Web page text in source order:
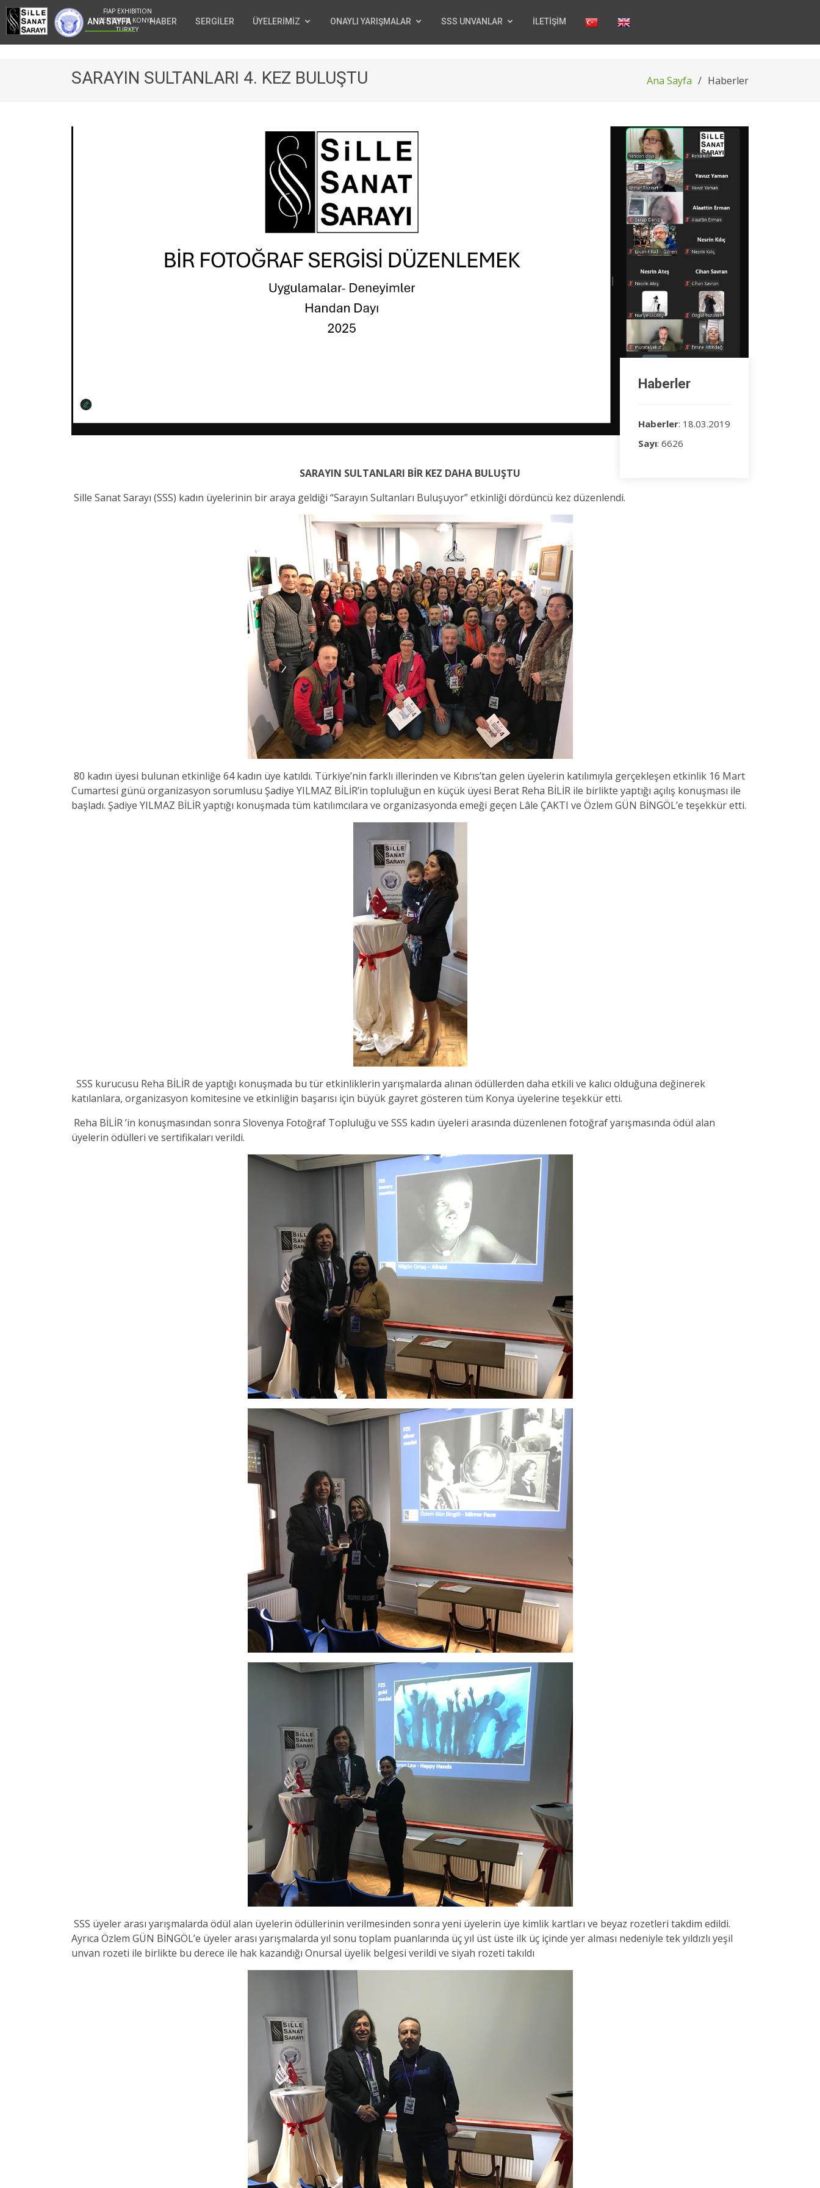
FIAP EXHIBITION
CENTER IN KONYA -
TURKEY
ANA SAYFA HABER SERGİLER ÜYELERİMİZ ONAYLI YARIŞMALAR SSS UNVANLAR İLETİŞİM
SARAYIN SULTANLARI 4. KEZ BULUŞTU Ana Sayfa Haberler
Haberler
Haberler: 18.03.2019
Sayı: 6626
SARAYIN SULTANLARI BİR KEZ DAHA BULUŞTU
Sille Sanat Sarayı (SSS) kadın üyelerinin bir araya geldiği “Sarayın Sultanları Buluşuyor” etkinliği dördüncü kez düzenlendi.
80 kadın üyesi bulunan etkinliğe 64 kadın üye katıldı. Türkiye’nin farklı illerinden ve Kıbrıs’tan gelen üyelerin katılımıyla gerçekleşen etkinlik 16 Mart
Cumartesi günü organizasyon sorumlusu Şadiye YILMAZ BİLİR’in topluluğun en küçük üyesi Berat Reha BİLİR ile birlikte yaptığı açılış konuşması ile
başladı. Şadiye YILMAZ BİLİR yaptığı konuşmada tüm katılımcılara ve organizasyonda emeği geçen Lâle ÇAKTI ve Özlem GÜN BİNGÖL’e teşekkür etti.
SSS kurucusu Reha BİLİR de yaptığı konuşmada bu tür etkinliklerin yarışmalarda alınan ödüllerden daha etkili ve kalıcı olduğuna değinerek
katılanlara, organizasyon komitesine ve etkinliğin başarısı için büyük gayret gösteren tüm Konya üyelerine teşekkür etti.
Reha BİLİR ’in konuşmasından sonra Slovenya Fotoğraf Topluluğu ve SSS kadın üyeleri arasında düzenlenen fotoğraf yarışmasında ödül alan
üyelerin ödülleri ve sertifikaları verildi.
SSS üyeler arası yarışmalarda ödül alan üyelerin ödüllerinin verilmesinden sonra yeni üyelerin üye kimlik kartları ve beyaz rozetleri takdim edildi.
Ayrıca Özlem GÜN BİNGÖL’e üyeler arası yarışmalarda yıl sonu toplam puanlarında üç yıl üst üste ilk üç içinde yer alması nedeniyle tek yıldızlı yeşil
unvan rozeti ile birlikte bu derece ile hak kazandığı Onursal üyelik belgesi verildi ve siyah rozeti takıldı